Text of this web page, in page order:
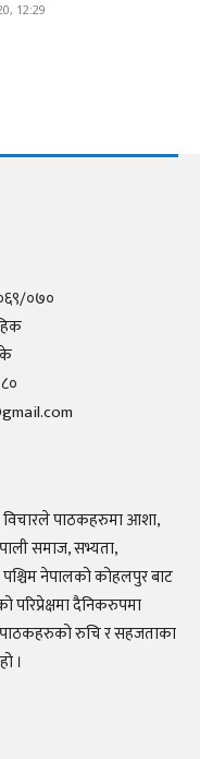
12:29
०७०
विचारले पाठकहरुमा आशा,
समाज, सभ्यता,
नेपालको कोहलपुर बाट
परिप्रेक्षमा दैनिकरुपमा
रुचि र सहजताका
।